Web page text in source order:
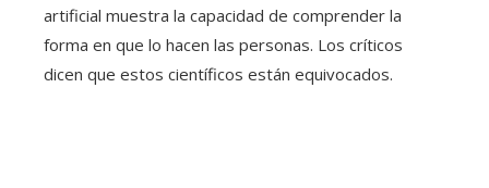
artificial muestra la capacidad de comprender la
forma en que lo hacen las personas. Los críticos
dicen que estos científicos están equivocados.